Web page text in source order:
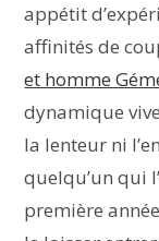
appétit
affinités de
et homme
dynamique
la lenteur ni
quelqu’un qui
première